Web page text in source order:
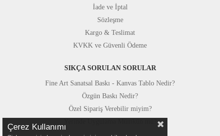
İade ve İptal
Sözleşme
Kargo & Teslimat
KVKK ve Güvenli Ödeme
SIKÇA SORULAN SORULAR
Fine Art Sanatsal Baskı - Kanvas Tablo Nedir?
Özgün Baskı Nedir?
Özel Sipariş Verebilir miyim?
Çerez Kullanımı